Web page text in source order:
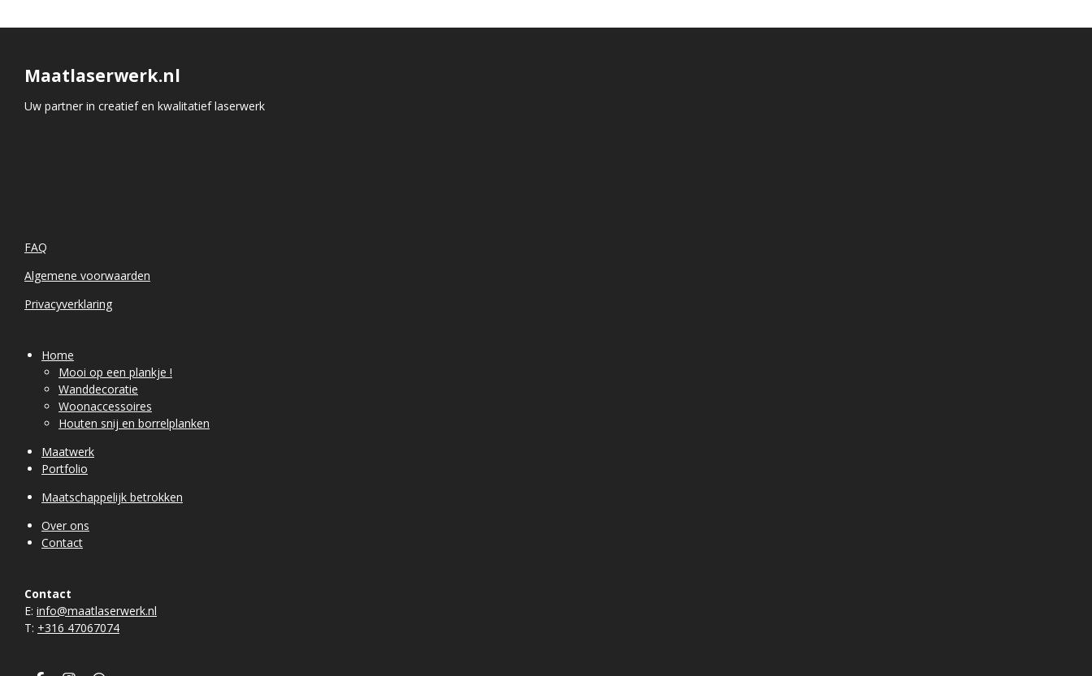
Maatlaserwerk.nl
Uw partner in creatief en kwalitatief laserwerk
FAQ
Algemene voorwaarden
Privacyverklaring
Home
Mooi op een plankje !
Wanddecoratie
Woonaccessoires
Houten snij en borrelplanken
Maatwerk
Portfolio
Maatschappelijk betrokken
Over ons
Contact
Contact
E: info@maatlaserwerk.nl
T: +316 47067074